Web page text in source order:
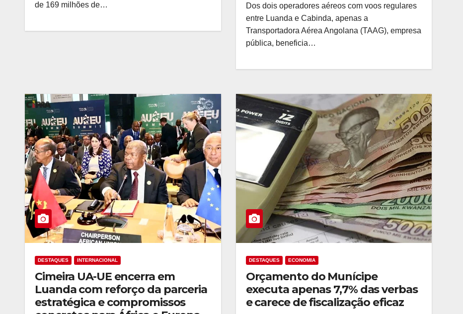
de 169 milhões de…
Dos dois operadores aéreos com voos regulares
entre Luanda e Cabinda, apenas a
Transportadora Aérea Angolana (TAAG), empresa
pública, beneficia…
DESTAQUES INTERNACIONAL
Cimeira UA-UE encerra em
Luanda com reforço da parceria
estratégica e compromissos
DESTAQUES ECONOMIA
Orçamento do Munícipe
executa apenas 7,7% das verbas
e carece de fiscalização eficaz